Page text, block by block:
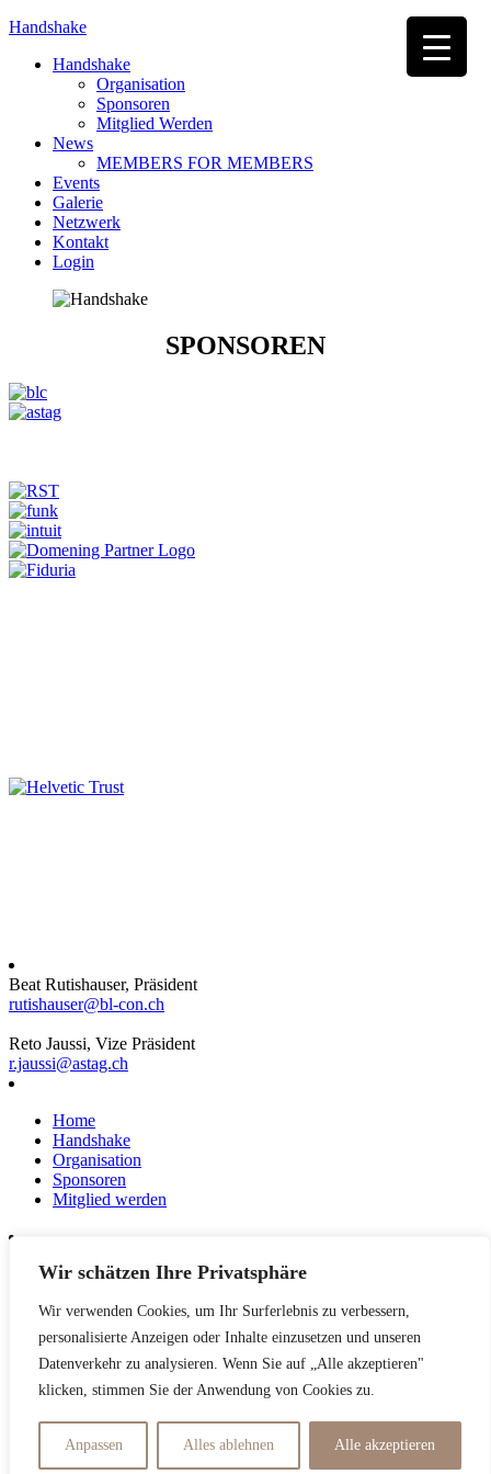
Wir schätzen Ihre Privatsphäre
Wir verwenden Cookies, um Ihr Surferlebnis zu verbessern,
personalisierte Anzeigen oder Inhalte einzusetzen und unseren
Datenverkehr zu analysieren. Wenn Sie auf „Alle akzeptieren"
klicken, stimmen Sie der Anwendung von Cookies zu.
Anpassen Alles ablehnen Alle akzeptieren
Handshake
Handshake
Organisation
Sponsoren
Mitglied Werden
News
MEMBERS FOR MEMBERS
Events
Galerie
Netzwerk
Kontakt
Login
SPONSOREN
Beat Rutishauser, Präsident
rutishauser@bl-con.ch
Reto Jaussi, Vize Präsident
r.jaussi@astag.ch
Home
Handshake
Organisation
Sponsoren
Mitglied werden
News
Netzwerk
Kontakt
Datenschutzerklärung
© Handshake 2025